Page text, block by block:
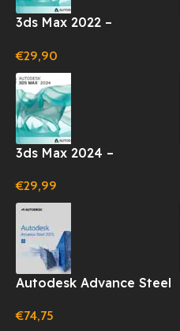
3ds Max 2022 –
LICENZA 1 ANNO
(WINDOWS)
€29,90
3ds Max 2024 –
LICENZA 1 ANNO
(WINDOWS)
€29,99
Autodesk Advance Steel
Windows
€74,75